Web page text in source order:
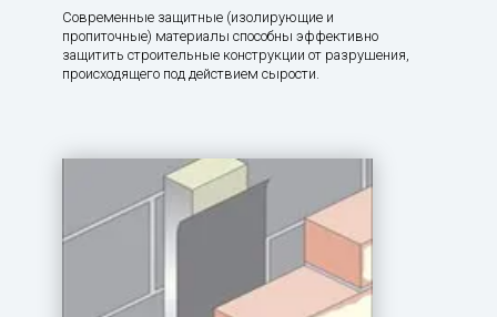
Современные защитные (изолирующие и
пропиточные) материалы способны эффективно
защитить строительные конструкции от разрушения,
происходящего под действием сырости.